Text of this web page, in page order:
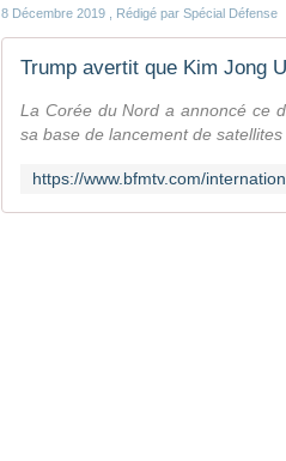
8 Décembre 2019 , Rédigé par Spécial Défense
Trump avertit que Kim Jong
La Corée du Nord a annoncé ce
sa base de lancement de satellites